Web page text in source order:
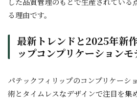
る理由です。
最新トレンドと2025年新
ップコンプリケーション
パテックフィリップのコンプリケーシ
術とタイムレスなデザインで注目を集